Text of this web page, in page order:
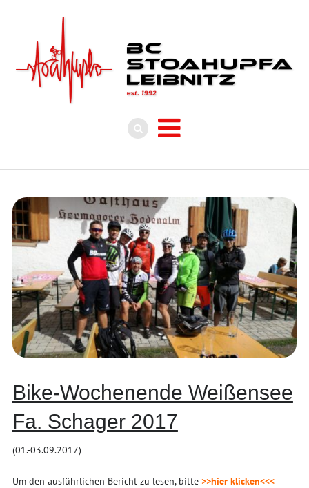
Bike-Wochenende Weißensee
Fa. Schager 2017
(01.-03.09.2017)
Um den ausführlichen Bericht zu lesen, bitte >>hier klicken<<<